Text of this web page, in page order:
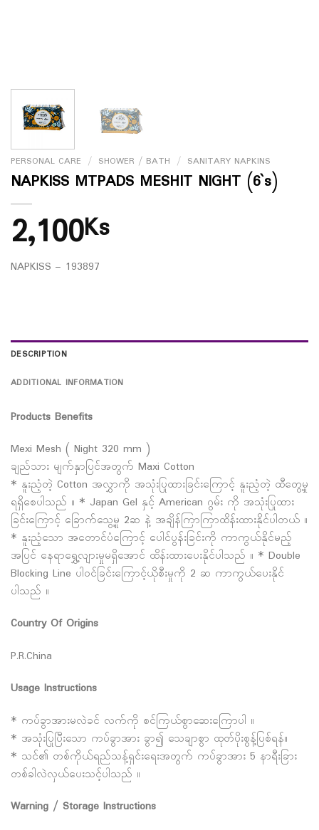
PERSONAL CARE / SHOWER / BATH / SANITARY NAPKINS
NAPKISS MTPADS MESHIT NIGHT (6`s)
2,100Ks
NAPKISS – 193897
DESCRIPTION
ADDITIONAL INFORMATION
Products Benefits
Mexi Mesh ( Night 320 mm )
ချည်သား မျက်နှာပြင်အတွက် Maxi Cotton
* နူးညံ့တဲ့ Cotton အလွှာကို အသုံးပြုထားခြင်းကြောင့် နူးညံ့တဲ့ ထီတွေ့မှု
ရရှိစေပါသည် ။ * Japan Gel နှင့် American ဂွမ်း ကို အသုံးပြုထား
ခြင်းကြောင့် ခြောက်သွေ့မှု 2ဆ နဲ့ အချိန်ကြာကြာထိန်းထားနိုင်ပါတယ် ။
* နူးညံ့သော အတောင်ပံကြောင့် ပေါင်ပွန်းခြင်းကို ကာကွယ်နိုင်မည့်
အပြင် နေရာရွှေ့လျားမှုမရှိအောင် ထိန်းထားပေးနိုင်ပါသည် ။ * Double
Blocking Line ပါဝင်ခြင်းကြောင့်ယိုစီးမှုကို 2 ဆ ကာကွယ်ပေးနိုင်
ပါသည် ။
Country Of Origins
P.R.China
Usage Instructions
* ကပ်ခွာအားမလဲခင် လက်ကို စင်ကြယ်စွာဆေးကြောပါ ။
* အသုံးပြုပြီးသော ကပ်ခွာအား ခွာ၍ သေချာစွာ ထုတ်ပိုးစွန့်ပြစ်ရန်။
* သင်၏ တစ်ကိုယ်ရည်သန့်ရှင်းရေးအတွက် ကပ်ခွာအား 5 နာရီးခြား
တစ်ခါလဲလှယ်ပေးသင့်ပါသည် ။
Warning / Storage Instructions